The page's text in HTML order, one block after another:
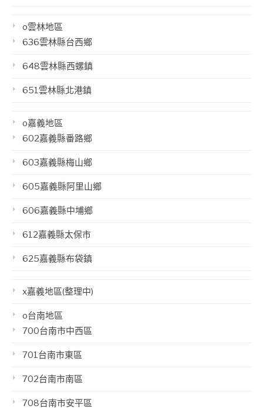
o雲林地區
636雲林縣台西鄉
648雲林縣西螺鎮
651雲林縣北港鎮
o嘉義地區
602嘉義縣番路鄉
603嘉義縣梅山鄉
605嘉義縣阿里山鄉
606嘉義縣中埔鄉
612嘉義縣太保市
625嘉義縣布袋鎮
x嘉義地區(整理中)
o台南地區
700台南市中西區
701台南市東區
702台南市南區
708台南市安平區